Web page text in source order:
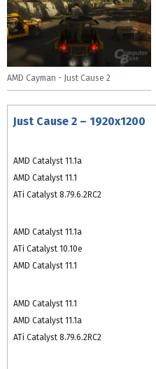
AMD Cayman - Just Cause 2
Just Cause 2 – 1920x1200
AMD Catalyst 11.1a
AMD Catalyst 11.1
ATi Catalyst 8.79.6.2RC2
AMD Catalyst 11.1a
ATi Catalyst 10.10e
AMD Catalyst 11.1
AMD Catalyst 11.1
AMD Catalyst 11.1a
ATi Catalyst 8.79.6.2RC2